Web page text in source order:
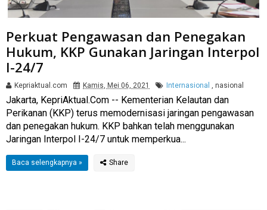
Perkuat Pengawasan dan Penegakan
Hukum, KKP Gunakan Jaringan Interpol
I-24/7
Kepriaktual.com Kamis, Mei 06, 2021 Internasional nasional
Jakarta, KepriAktual.Com -- Kementerian Kelautan dan
Perikanan (KKP) terus memodernisasi jaringan pengawasan
dan penegakan hukum. KKP bahkan telah menggunakan
Jaringan Interpol I-24/7 untuk memperkua...
Baca selengkapnya »